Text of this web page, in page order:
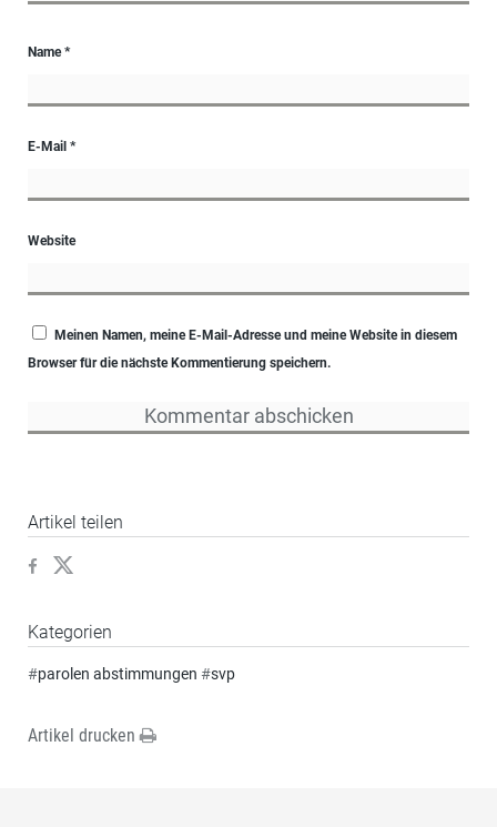
Name*
E-Mail *
Website
Meinen Namen, meine E-Mail-Adresse und meine Website in diesem
Browser für die nächste Kommentierung speichern.
Artikel teilen
Kategorien
#parolen abstimmungen #svp
Artikel drucken